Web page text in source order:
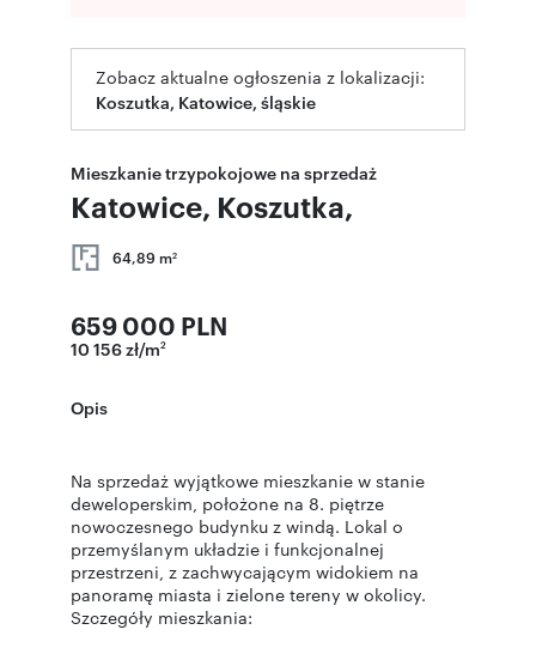
Zobacz aktualne ogłoszenia z lokalizacji:
Koszutka, Katowice, śląskie
Mieszkanie trzypokojowe na sprzedaż
Katowice, Koszutka,
64,89 m2
659 000 PLN
10 156 zł/m2
Opis
Na sprzedaż wyjątkowe mieszkanie w stanie
deweloperskim, położone na 8. piętrze
nowoczesnego budynku z windą. Lokal o
przemyślanym układzie i funkcjonalnej
przestrzeni, z zachwycającym widokiem na
panoramę miasta i zielone tereny w okolicy.
Szczegóły mieszkania: